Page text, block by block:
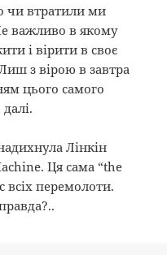
чи втратили ми
важливо в якому
і вірити в своє
з вірою в завтра
цього самого
Лінкін
Ця сама “the
всіх перемолоти.